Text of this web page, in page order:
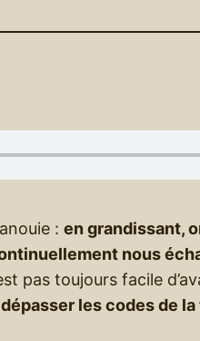
:en grandissant,
nous
pas toujours facile
les codes de